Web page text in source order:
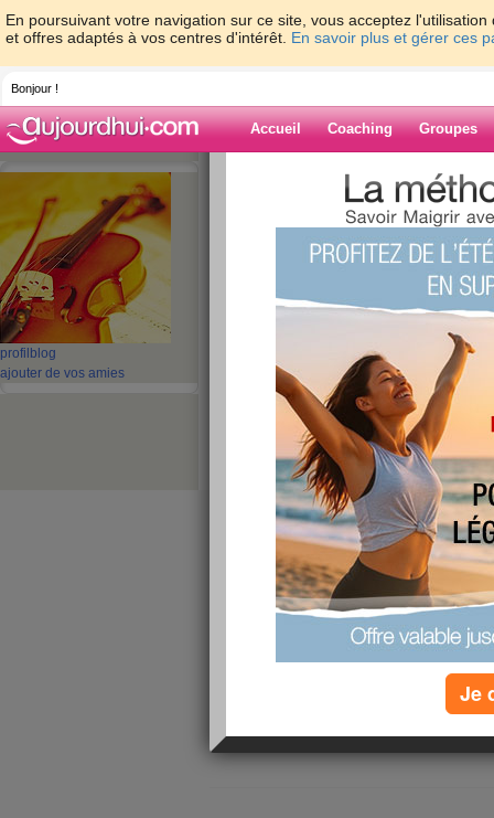
En poursuivant votre navigation sur ce site, vous acceptez
et offres adaptés à vos centres d'intérêt. En savoir plus et gérer ces
Bonjour !
Accueil Coaching Groupes
profil blog
ajouter de vos amies
>
Blog de
Suiv. ›
Test: Quelle
publié le 25/02/2010 à 23:23
lire la suite
Je m’appelle
publié le 19/11/2009 à 16:28
Je m’appelle...
Suiv. › Je